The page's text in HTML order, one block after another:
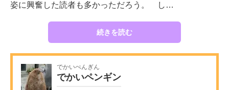
姿に興奮した読者も多かっただろう。 し…
続きを読む
でかいぺんぎん
でかいペンギン